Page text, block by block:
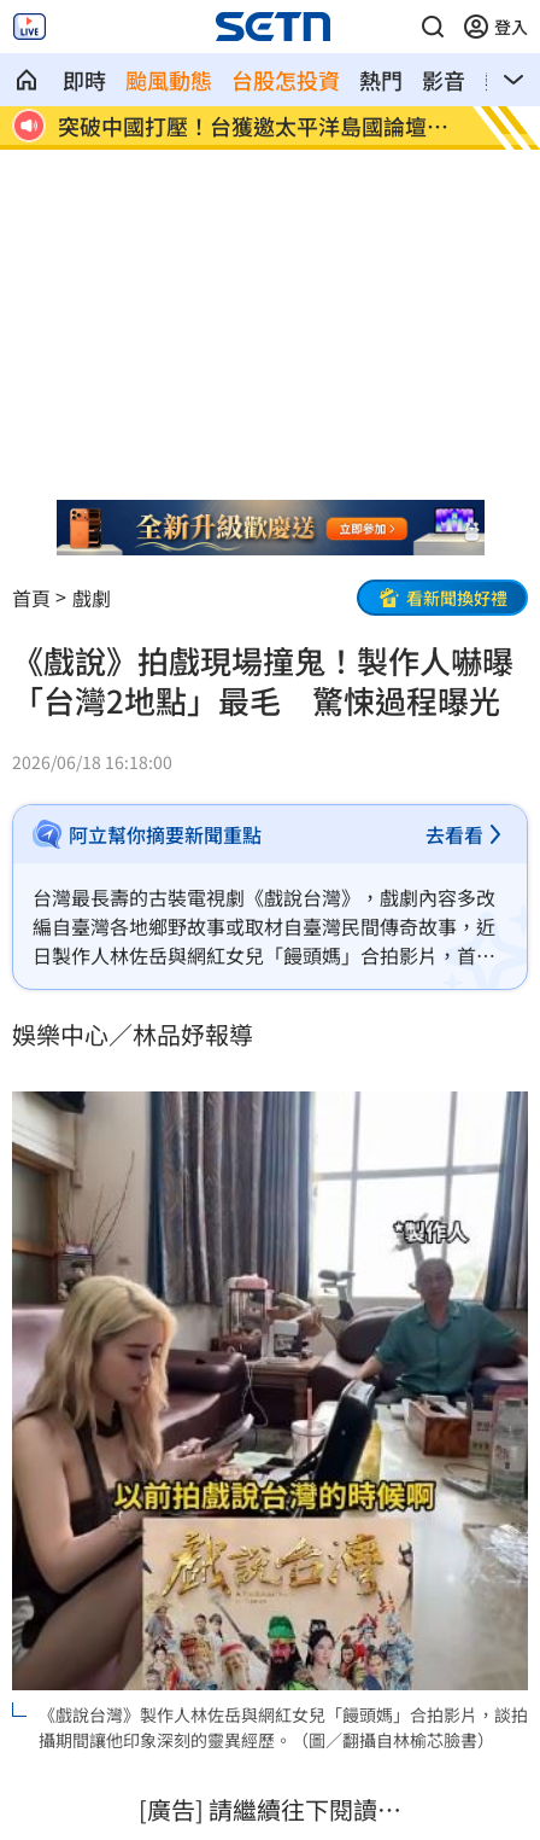
登入
即時 颱風動態 台股怎投資 熱門 影音
熱搜
人
突破中國打壓！台獲邀太平洋島國論壇峰
會
地震
億
首頁 戲劇 看新聞換好禮
《戲說》拍戲現場撞鬼！製作人嚇曝
「台灣2地點」最毛 驚悚過程曝光
2026/06/18 16:18:00
阿立幫你摘要新聞重點 去看看
台灣最長壽的古裝電視劇《戲說台灣》，戲劇內容多改
編自臺灣各地鄉野故事或取材自臺灣民間傳奇故事，近
日製作人林佐岳與網紅女兒「饅頭媽」合拍影片，首度
談到拍攝期間讓他印象深刻的靈異經歷，甚至表示，一
體」，引發網友熱烈討論。林品妤
娛樂中心／林品妤報導
《戲說台灣》製作人林佐岳與網紅女兒「饅頭媽」合拍影片，談拍
攝期間讓他印象深刻的靈異經歷。（圖／翻攝自林榆芯臉書）
[廣告] 請繼續往下閱讀…